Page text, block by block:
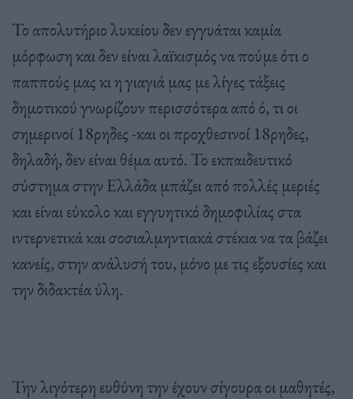
Το απολυτήριο λυκείου δεν εγγυάται καμία
μόρφωση και δεν είναι λαϊκισμός να πούμε ότι ο
παππούς μας κι η γιαγιά μας με λίγες τάξεις
δημοτικού γνωρίζουν περισσότερα από ό, τι οι
σημερινοί 18ρηδες -και οι προχθεσινοί 18ρηδες,
δηλαδή, δεν είναι θέμα αυτό. Το εκπαιδευτικό
σύστημα στην Ελλάδα μπάζει από πολλές μεριές
και είναι εύκολο και εγγυητικό δημοφιλίας στα
ιντερνετικά και σοσιαλμηντιακά στέκια να τα βάζει
κανείς, στην ανάλυσή του, μόνο με τις εξουσίες και
την διδακτέα ύλη.
Την λιγότερη ευθύνη την έχουν σίγουρα οι μαθητές,